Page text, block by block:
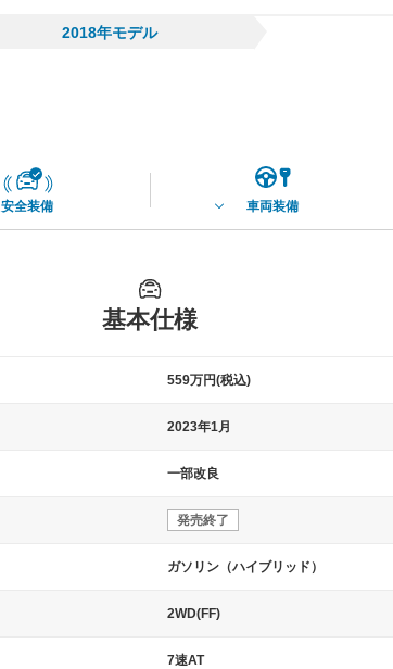
2018年モデル
安全装備 車両装備
基本仕様
559万円(税込)
2023年1月
一部改良
発売終了
ガソリン（ハイブリッド）
2WD(FF)
7速AT